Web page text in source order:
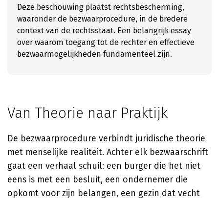
Deze beschouwing plaatst rechtsbescherming,
waaronder de bezwaarprocedure, in de bredere
context van de rechtsstaat. Een belangrijk essay
over waarom toegang tot de rechter en effectieve
bezwaarmogelijkheden fundamenteel zijn.
Van Theorie naar Praktijk
De bezwaarprocedure verbindt juridische theorie
met menselijke realiteit. Achter elk bezwaarschrift
gaat een verhaal schuil: een burger die het niet
eens is met een besluit, een ondernemer die
opkomt voor zijn belangen, een gezin dat vecht